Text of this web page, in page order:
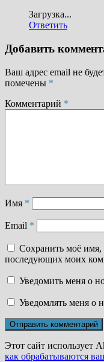
Загрузка...
Ответить
Добавить
Ваш адрес email не
помечены *
Комментарий *
Имя *
Email *
Сохранить моё имя,
последующих моих
Уведомить меня о
Уведомлять меня о
Этот сайт использует
как обрабатываются